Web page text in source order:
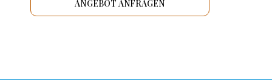
ANGEBOT ANFRAGEN